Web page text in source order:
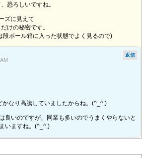
恐ろしいですね。
ズに見えて
けの秘密です。
段ボール箱に入った状態でよく見るので)
かなり高騰していましたからね。(^_^;)
良いのですが、同業も多いのでうまくやらないと
いますね。(^_^;)
返信